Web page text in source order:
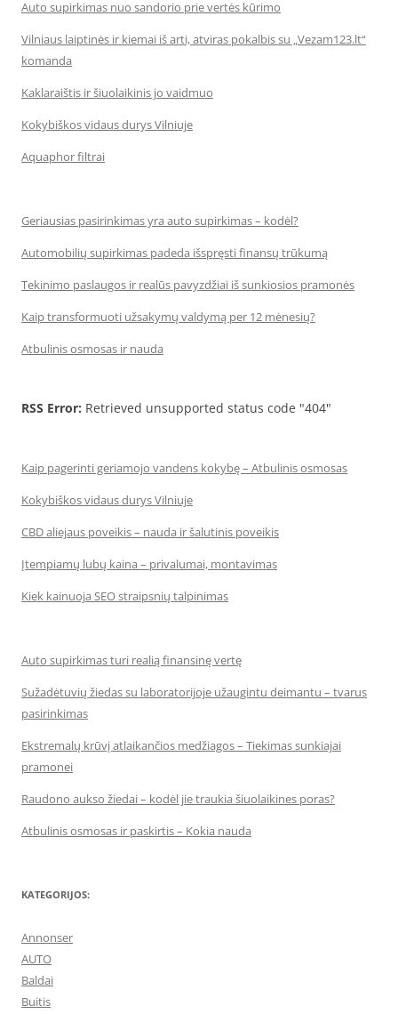
Auto supirkimas nuo sandorio prie vertės kūrimo
Vilniaus laiptinės ir kiemai iš arti, atviras pokalbis su „Vezam123.lt“
komanda
Kaklaraištis ir šiuolaikinis jo vaidmuo
Kokybiškos vidaus durys Vilniuje
Aquaphor filtrai
Geriausias pasirinkimas yra auto supirkimas – kodėl?
Automobilių supirkimas padeda išspręsti finansų trūkumą
Tekinimo paslaugos ir realūs pavyzdžiai iš sunkiosios pramonės
Kaip transformuoti užsakymų valdymą per 12 mėnesių?
Atbulinis osmosas ir nauda
RSS Error: Retrieved unsupported status code "404"
Kaip pagerinti geriamojo vandens kokybę – Atbulinis osmosas
Kokybiškos vidaus durys Vilniuje
CBD aliejaus poveikis – nauda ir šalutinis poveikis
Įtempiamų lubų kaina – privalumai, montavimas
Kiek kainuoja SEO straipsnių talpinimas
Auto supirkimas turi realią finansinę vertę
Sužadėtuvių žiedas su laboratorijoje užaugintu deimantu – tvarus
pasirinkimas
Ekstremalų krūvį atlaikančios medžiagos – Tiekimas sunkiajai
pramonei
Raudono aukso žiedai – kodėl jie traukia šiuolaikines poras?
Atbulinis osmosas ir paskirtis – Kokia nauda
KATEGORIJOS:
Annonser
AUTO
Baldai
Buitis